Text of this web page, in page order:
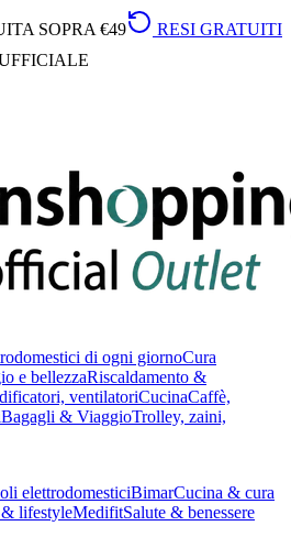
SOPRA €49
RESI GRATUITI
di ogni giornoCura
e bellezzaRiscaldamento &
ventilatoriCucinaCaffè,
Bagagli & ViaggioTrolley, zaini,
elettrodomesticiBimarCucina & cura
lifestyleMedifitSalute & benessere